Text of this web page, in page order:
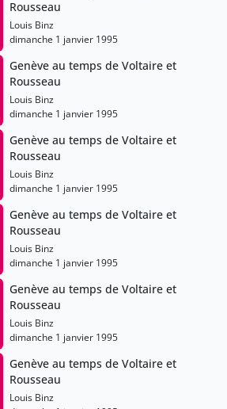
Rousseau
Louis Binz
dimanche 1 janvier 1995
Genève au temps de Voltaire et
Rousseau
Louis Binz
dimanche 1 janvier 1995
Genève au temps de Voltaire et
Rousseau
Louis Binz
dimanche 1 janvier 1995
Genève au temps de Voltaire et
Rousseau
Louis Binz
dimanche 1 janvier 1995
Genève au temps de Voltaire et
Rousseau
Louis Binz
dimanche 1 janvier 1995
Genève au temps de Voltaire et
Rousseau
Louis Binz